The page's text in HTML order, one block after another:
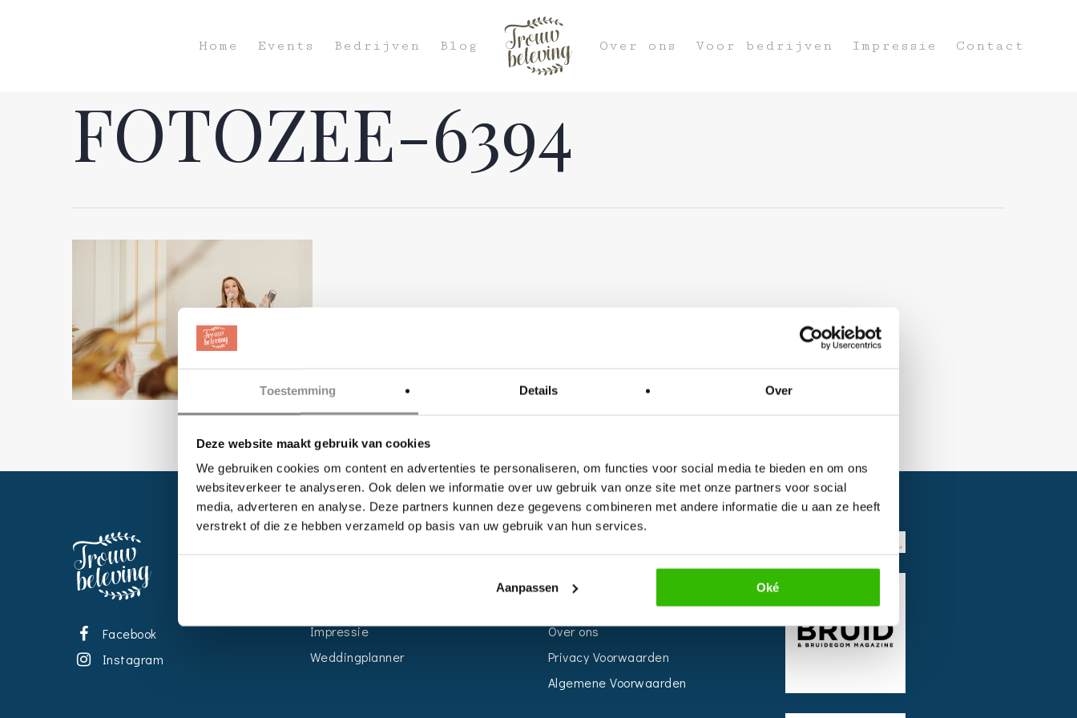
Toestemming Details Over
Deze website maakt gebruik van cookies
We gebruiken cookies om content en advertenties te personaliseren, om functies voor social media te bieden en om ons
websiteverkeer te analyseren. Ook delen we informatie over uw gebruik van onze site met onze partners voor social
media, adverteren en analyse. Deze partners kunnen deze gegevens combineren met andere informatie die u aan ze heeft
verstrekt of die ze hebben verzameld op basis van uw gebruik van hun services.
Aanpassen Oké
Home Events Bedrijven Blog Over ons Voor bedrijven Impressie Contact
FOTOZEE-6394
Facebook
Instagram
Impressie
Weddingplanner
Voor Bedrijven
Over ons
Privacy Voorwaarden
Algemene Voorwaarden